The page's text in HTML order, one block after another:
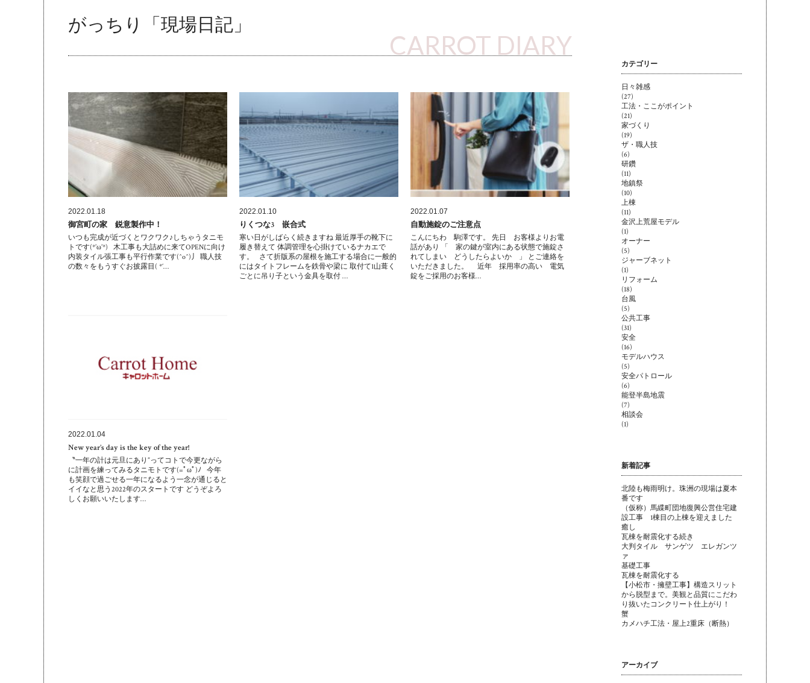
がっちり「現場日記」
CARROT DIARY
2022.01.18
御宮町の家 鋭意製作中！
いつも完成が近づくとワクワク♪しちゃうタニモ
トです(*’ω’*) 木工事も大詰めに来てOPENに向け
内装タイル張工事も平行作業です(^o^)丿 職人技
の数々をもうすぐお披露目( *´…
2022.01.10
りくつな3 嵌合式
寒い日がしばらく続きますね 最近厚手の靴下に
履き替えて 体調管理を心掛けているナカエで
す。 さて折版系の屋根を施工する場合に一般的
にはタイトフレームを鉄骨や梁に 取付て1山葺く
ごとに吊り子という金具を取付 …
2022.01.07
自動施錠のご注意点
こんにちわ 駒澤です。 先日 お客様よりお電
話があり 「 家の鍵が室内にある状態で施錠さ
れてしまい どうしたらよいか 」 とご連絡を
いただきました。 近年 採用率の高い 電気
錠をご採用のお客様…
2022.01.04
New year’s day is the key of the year!
〝一年の計は元旦にあり”ってコトで今更ながら
に計画を練ってみるタニモトです(=ﾟωﾟ)ﾉ 今年
も笑顔で過ごせる一年になるよう一念が通じると
イイなと思う2022年のスタートです どうぞよろ
しくお願いいたします…
カテゴリー
日々雑感
(27)
工法・ここがポイント
(21)
家づくり
(19)
ザ・職人技
(6)
研鑽
(11)
地鎮祭
(10)
上棟
(11)
金沢上荒屋モデル
(1)
オーナー
(5)
ジャーブネット
(1)
リフォーム
(18)
台風
(5)
公共工事
(31)
安全
(16)
モデルハウス
(5)
安全パトロール
(6)
能登半島地震
(7)
相談会
(1)
新着記事
北陸も梅雨明け。珠洲の現場は夏本
番です
（仮称）馬緤町団地復興公営住宅建
設工事 1棟目の上棟を迎えました
癒し
瓦棟を耐震化する続き
大判タイル サンゲツ エレガンツ
ァ
基礎工事
瓦棟を耐震化する
【小松市・擁壁工事】構造スリット
から脱型まで。美観と品質にこだわ
り抜いたコンクリート仕上がり！
蟹
カメハチ工法・屋上2重床（断熱）
アーカイブ